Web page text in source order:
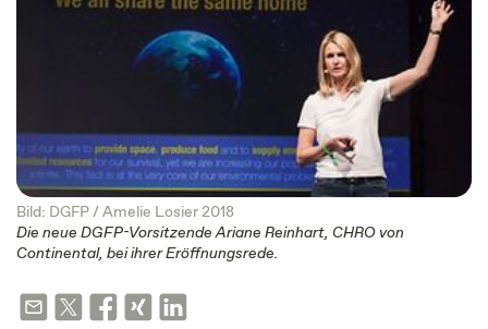
Bild: DGFP / Amelie Losier 2018
Die neue DGFP-Vorsitzende Ariane Reinhart, CHRO von
Continental, bei ihrer Eröffnungsrede.